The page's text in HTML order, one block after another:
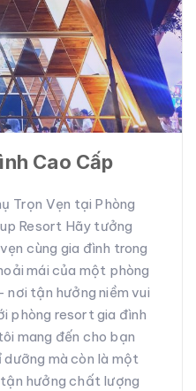
Cao Cấp
Trọn Vẹn tại Phòng
Resort Hãy tưởng
cùng gia đình trong
mái của một phòng
tận hưởng niềm vui
phòng resort gia đình
mang đến cho bạn
mà còn là một
hưởng chất lượng